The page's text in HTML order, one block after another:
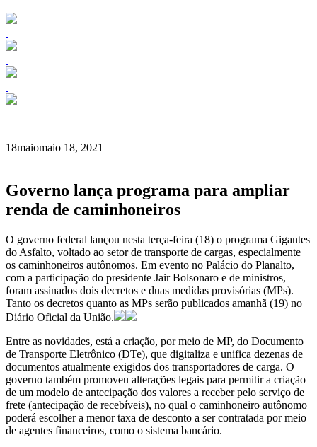
18maiomaio 18, 2021
Governo lança programa para ampliar
renda de caminhoneiros
O governo federal lançou nesta terça-feira (18) o programa Gigantes
do Asfalto, voltado ao setor de transporte de cargas, especialmente
os caminhoneiros autônomos. Em evento no Palácio do Planalto,
com a participação do presidente Jair Bolsonaro e de ministros,
foram assinados dois decretos e duas medidas provisórias (MPs).
Tanto os decretos quanto as MPs serão publicados amanhã (19) no
Diário Oficial da União.
Entre as novidades, está a criação, por meio de MP, do Documento
de Transporte Eletrônico (DTe), que digitaliza e unifica dezenas de
documentos atualmente exigidos dos transportadores de carga. O
governo também promoveu alterações legais para permitir a criação
de um modelo de antecipação dos valores a receber pelo serviço de
frete (antecipação de recebíveis), no qual o caminhoneiro autônomo
poderá escolher a menor taxa de desconto a ser contratada por meio
de agentes financeiros, como o sistema bancário.